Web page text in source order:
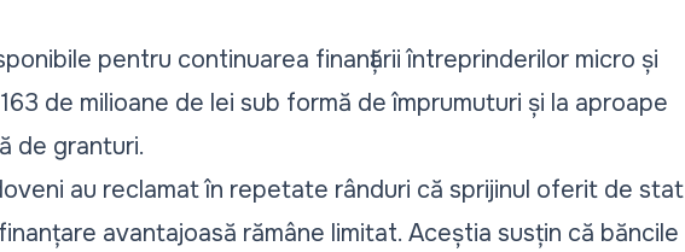
pentru continuarea finanțării întreprinderilor micro și
de milioane de lei sub formă de împrumuturi și la aproape
de granturi.
au reclamat în repetate rânduri că sprijinul oferit de stat
avantajoasă rămâne limitat. Aceștia susțin că băncile